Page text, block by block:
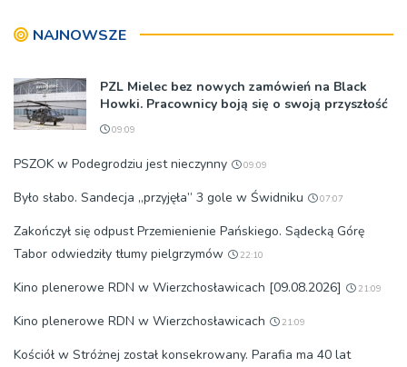
NAJNOWSZE
PZL Mielec bez nowych zamówień na Black
Howki. Pracownicy boją się o swoją przyszłość
09:09
PSZOK w Podegrodziu jest nieczynny 09:09
Było słabo. Sandecja „przyjęła” 3 gole w Świdniku 07:07
Zakończył się odpust Przemienienie Pańskiego. Sądecką Górę
Tabor odwiedziły tłumy pielgrzymów
22:10
Kino plenerowe RDN w Wierzchosławicach [09.08.2026] 21:09
Kino plenerowe RDN w Wierzchosławicach 21:09
Kościół w Stróżnej został konsekrowany. Parafia ma 40 lat